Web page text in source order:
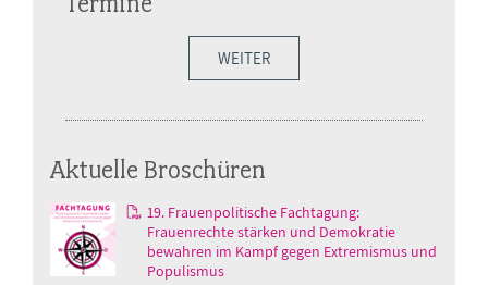
WEITER
Aktuelle Broschüren
19. Frauenpolitische Fachtagung:
Frauenrechte stärken und Demokratie
bewahren im Kampf gegen Extremismus und
Populismus